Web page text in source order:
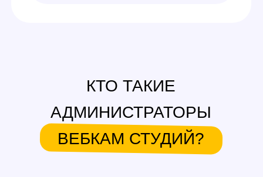
Его деятельность включает: знакомство
расходников, поддержание чистоты
и работоспособности оборудования, помощь
при подготовке к эфиру. Работа
администратором вебкам студии в Иркутске
предполагает гибкое расписание — чаще
всего вы сами можете выбрать, в какое время